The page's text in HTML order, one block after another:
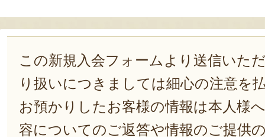
この新規入会フォームより送信いた
り扱いにつきましては細心の注意を
お預かりしたお客様の情報は本人様
容についてのご返答や情報のご提供